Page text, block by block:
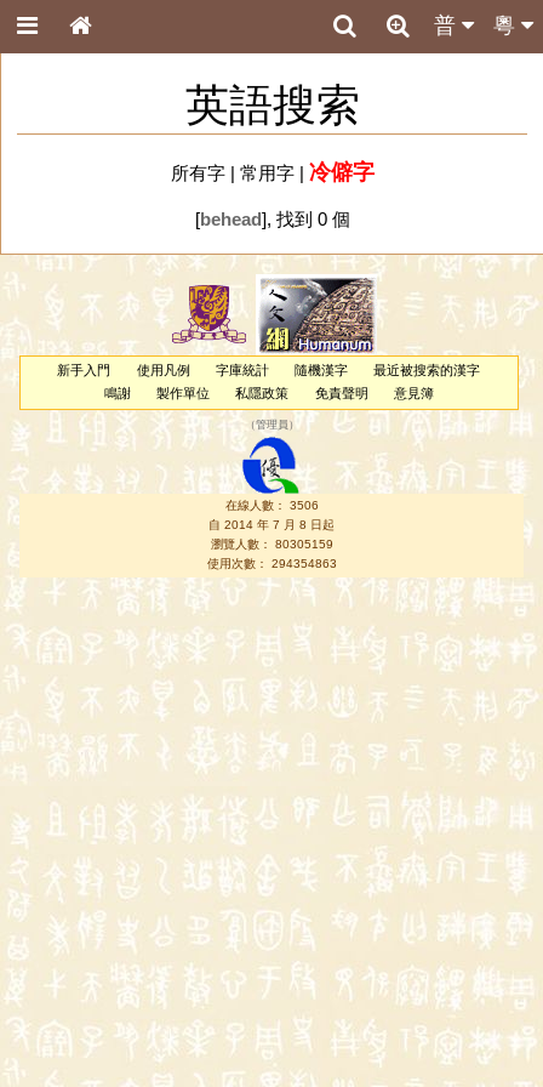
粵
普
英語搜索
所有字| 常用字| 冷僻字
[behead], 找到 0 個
新手入門 使用凡例 字庫統計 隨機漢字
最近被搜索的漢字
鳴謝
製作單位 私隱政策 免責聲明 意見簿
（管理員 ）
在線人數： 3506
自 2014 年 7 月 8 日起
瀏覽人數： 80305159
使用次數： 294354863